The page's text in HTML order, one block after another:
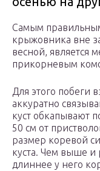
Самым
крыжовника вне
весной, является
прикорневым
Для этого побеги
аккуратно
куст обкапывают
50 см от
размер коревой
куста. Чем выше и
длиннее у него